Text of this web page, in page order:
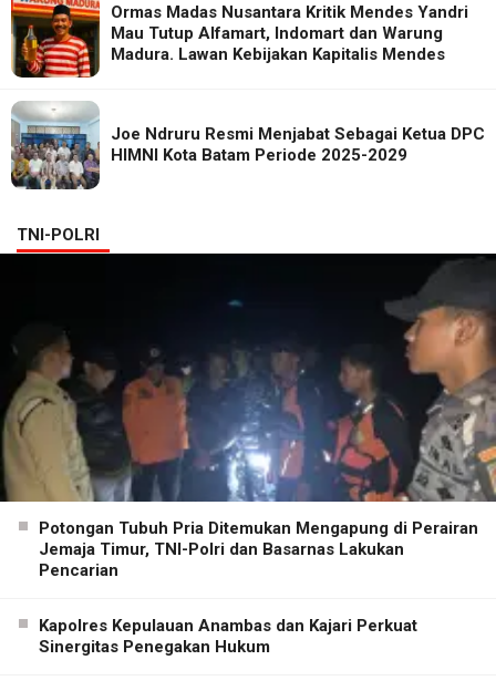
Ormas Madas Nusantara Kritik Mendes Yandri
Mau Tutup Alfamart, Indomart dan Warung
Madura. Lawan Kebijakan Kapitalis Mendes
Joe Ndruru Resmi Menjabat Sebagai Ketua DPC
HIMNI Kota Batam Periode 2025-2029
TNI-POLRI
Potongan Tubuh Pria Ditemukan Mengapung di Perairan
Jemaja Timur, TNI-Polri dan Basarnas Lakukan
Pencarian
Kapolres Kepulauan Anambas dan Kajari Perkuat
Sinergitas Penegakan Hukum